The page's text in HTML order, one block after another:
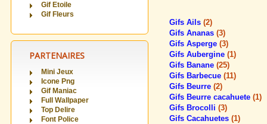
Gif Etoile
Gif Fleurs
PARTENAIRES
Mini Jeux
Icone Png
Gif Maniac
Full Wallpaper
Top Delire
Font Police
Gifs Ails (2)
Gifs Ananas (3)
Gifs Asperge (3)
Gifs Aubergine (1)
Gifs Banane (25)
Gifs Barbecue (11)
Gifs Beurre (2)
Gifs Beurre cacahuete (1)
Gifs Brocolli (3)
Gifs Cacahuetes (1)